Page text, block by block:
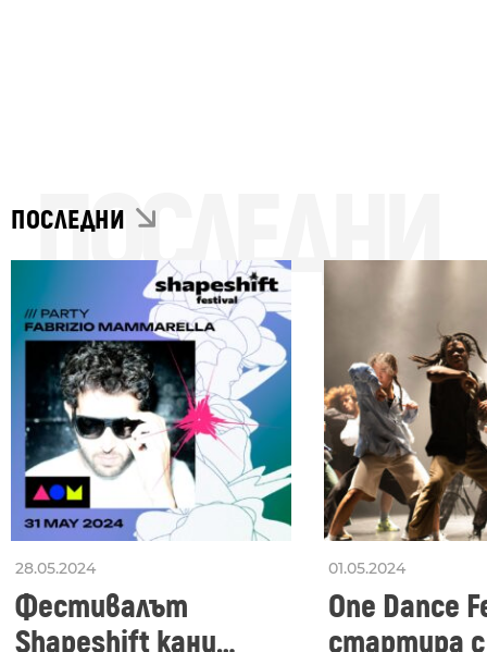
ПОСЛЕДНИ
ПОСЛЕДНИ
28.05.2024
Фестивалът
Shapeshift кани
01.05.2024
One Dance
стартира